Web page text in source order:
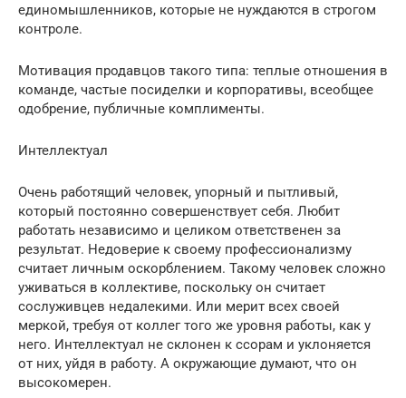
единомышленников, которые не нуждаются в строгом
контроле.
Мотивация продавцов такого типа: теплые отношения в
команде, частые посиделки и корпоративы, всеобщее
одобрение, публичные комплименты.
Интеллектуал
Очень работящий человек, упорный и пытливый,
который постоянно совершенствует себя. Любит
работать независимо и целиком ответственен за
результат. Недоверие к своему профессионализму
считает личным оскорблением. Такому человек сложно
уживаться в коллективе, поскольку он считает
сослуживцев недалекими. Или мерит всех своей
меркой, требуя от коллег того же уровня работы, как у
него. Интеллектуал не склонен к ссорам и уклоняется
от них, уйдя в работу. А окружающие думают, что он
высокомерен.